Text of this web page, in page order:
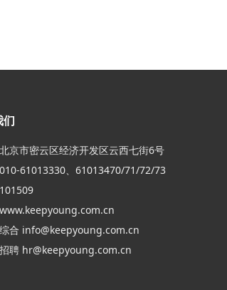
们
京市密云区经济开发区云西七街6号
61013330、61013470/71/72/73
www.keepyoung.com.cn
合 info@keepyoung.com.cn
招聘 hr@keepyoung.com.cn